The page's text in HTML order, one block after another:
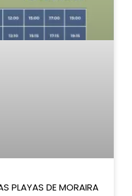
PLAYAS DE MORAIRA